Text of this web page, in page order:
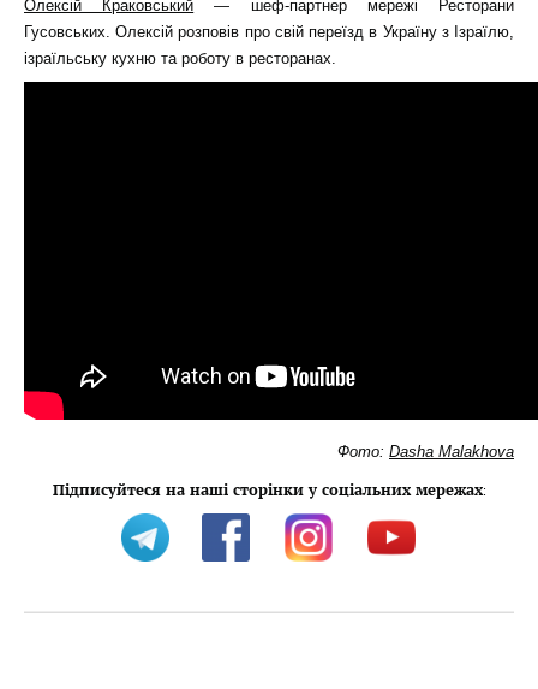
Олексій Краковський — шеф-партнер мережі Ресторани
Гусовських. Олексій розповів про свій переїзд в Україну з Ізраїлю,
ізраїльську кухню та роботу в ресторанах.
Фото: Dasha Malakhova
Підписуйтеся на наші сторінки у соціальних мережах: